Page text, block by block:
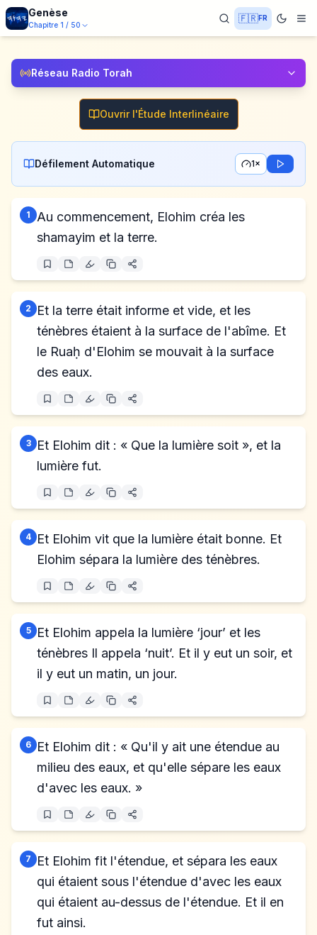
Genèse
Chapitre 1 / 50
🇫🇷FR
Réseau Radio Torah
Ouvrir l'Étude Interlinéaire
Défilement Automatique 1×
1
Au commencement, Elohim créa les
shamayim et la terre.
2
Et la terre était informe et vide, et les
ténèbres étaient à la surface de l'abîme. Et
le Ruaḥ d'Elohim se mouvait à la surface
des eaux.
3
Et Elohim dit : « Que la lumière soit », et la
lumière fut.
4
Et Elohim vit que la lumière était bonne. Et
Elohim sépara la lumière des ténèbres.
5
Et Elohim appela la lumière ‘jour’ et les
ténèbres Il appela ‘nuit’. Et il y eut un soir, et
il y eut un matin, un jour.
6
Et Elohim dit : « Qu'il y ait une étendue au
milieu des eaux, et qu'elle sépare les eaux
d'avec les eaux. »
7
Et Elohim fit l'étendue, et sépara les eaux
qui étaient sous l'étendue d'avec les eaux
qui étaient au-dessus de l'étendue. Et il en
fut ainsi.